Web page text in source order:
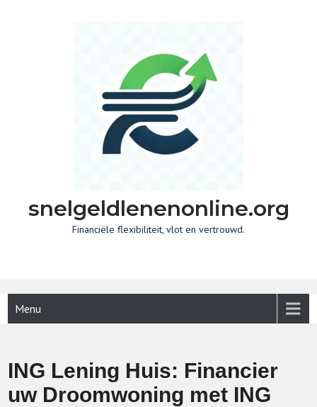
snelgeldlenenonline.org
Financiële flexibiliteit, vlot en vertrouwd.
Menu
ING Lening Huis: Financier
uw Droomwoning met ING